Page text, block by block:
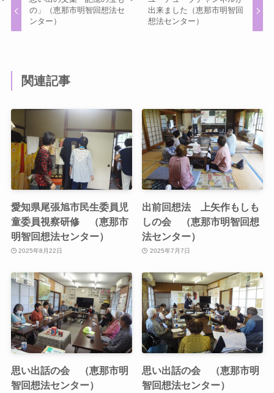
の」（恵那市明智回想法セ
ンター）
出来ました（恵那市明智回
想法センター）
関連記事
愛知県尾張旭市民生委員児
童委員視察研修 （恵那市
明智回想法センター）
2025年8月22日
出前回想法 上矢作もしも
しの会 （恵那市明智回想
法センター）
2025年7月7日
思い出話の会 （恵那市明
智回想法センター）
思い出話の会 （恵那市明
智回想法センター）